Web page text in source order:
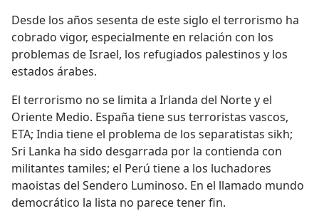
Desde los años sesenta de este siglo el terrorismo ha
cobrado vigor, especialmente en relación con los
problemas de Israel, los refugiados palestinos y los
estados árabes.
El terrorismo no se limita a Irlanda del Norte y el
Oriente Medio. España tiene sus terroristas vascos,
ETA; India tiene el problema de los separatistas sikh;
Sri Lanka ha sido desgarrada por la contienda con
militantes tamiles; el Perú tiene a los luchadores
maoistas del Sendero Luminoso. En el llamado mundo
democrático la lista no parece tener fin.